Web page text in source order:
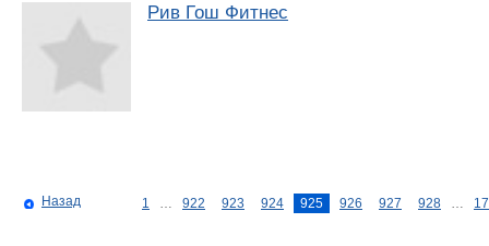
Рив Гош Фитнес
Назад 1 922 923 924 925 926 927 928